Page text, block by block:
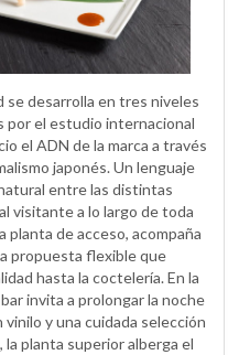
desarrolla en tres niveles
por el estudio internacional
el ADN de la marca a través
japonés. Un lenguaje
entre las distintas
visitante a lo largo de toda
planta de acceso, acompaña
propuesta flexible que
hasta la coctelería. En la
invita a prolongar la noche
y una cuidada selección
planta superior alberga el